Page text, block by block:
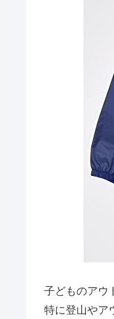
子どものアウ
特に登山やア